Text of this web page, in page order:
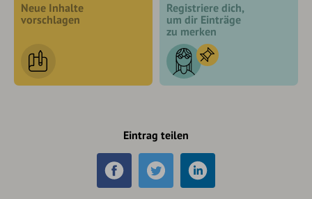
Neue Inhalte
vorschlagen
Registriere dich,
um dir Einträge
zu merken
Eintrag teilen